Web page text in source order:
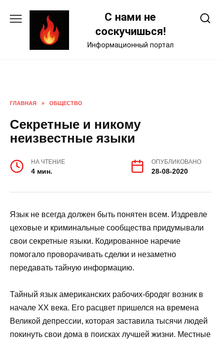
С нами не
соскучишься!
Информационный портал
ГЛАВНАЯ » ОБЩЕСТВО
Секретные и никому
неизвестные языки
НА ЧТЕНИЕ
4 мин.
ОПУБЛИКОВАНО
28-08-2020
Язык не всегда должен быть понятен всем. Издревле
цеховые и криминальные сообщества придумывали
свои секретные языки. Кодированное наречие
помогало проворачивать сделки и незаметно
передавать тайную информацию.
Тайный язык американских рабочих-бродяг возник в
начале XX века. Его расцвет пришелся на времена
Великой депрессии, которая заставила тысячи людей
покинуть свои дома в поисках лучшей жизни. Местные